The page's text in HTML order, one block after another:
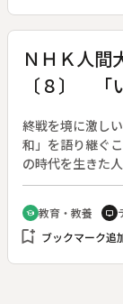
立像（金峯山寺
像（桜本房）、
ＮＨＫ人
〔８〕 「
終戦を境に激し
和」を語り継ぐ
の時代を生きた
（１９９４年４
は、澤地さん自
school 教育・教養 tv
bookmark_add ブックマーク追